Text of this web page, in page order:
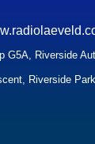
G5A, Riverside
Riverside